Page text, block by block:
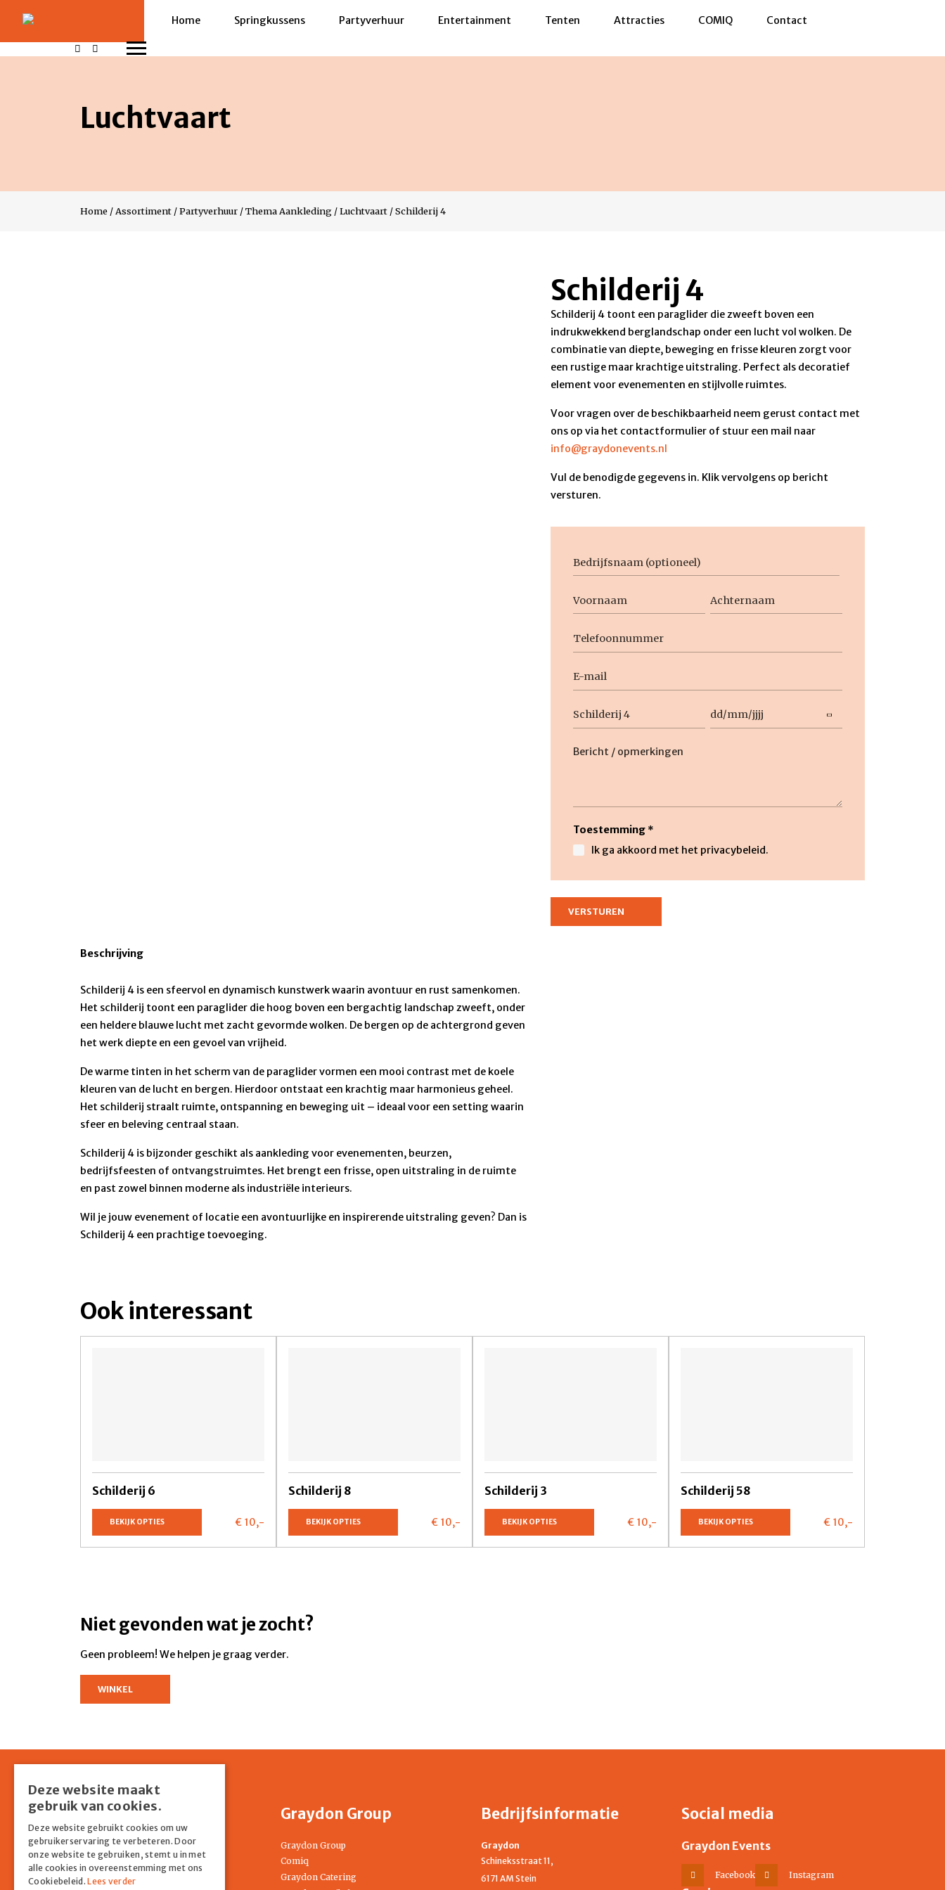
Home Springkussens Partyverhuur Entertainment Tenten Attracties COMIQ Contact
Luchtvaart
Home /Assortiment /Partyverhuur /Thema Aankleding /Luchtvaart /Schilderij 4
Schilderij 4
Schilderij 4 toont een paraglider die zweeft boven een
indrukwekkend berglandschap onder een lucht vol wolken. De
combinatie van diepte, beweging en frisse kleuren zorgt voor
een rustige maar krachtige uitstraling. Perfect als decoratief
element voor evenementen en stijlvolle ruimtes.
Voor vragen over de beschikbaarheid neem gerust contact met
ons op via het contactformulier of stuur een mail naar
info@graydonevents.nl
Vul de benodigde gegevens in. Klik vervolgens op bericht
versturen.
Bedrijfsnaam
Telefoon
Geen
Datum
DD
Beschrijving
Toestemming *
Ik ga akkoord met het privacybeleid.
Beschrijving
Schilderij 4 is een sfeervol en dynamisch kunstwerk waarin avontuur en rust samenkomen.
Het schilderij toont een paraglider die hoog boven een bergachtig landschap zweeft, onder
een heldere blauwe lucht met zacht gevormde wolken. De bergen op de achtergrond geven
het werk diepte en een gevoel van vrijheid.
De warme tinten in het scherm van de paraglider vormen een mooi contrast met de koele
kleuren van de lucht en bergen. Hierdoor ontstaat een krachtig maar harmonieus geheel.
Het schilderij straalt ruimte, ontspanning en beweging uit – ideaal voor een setting waarin
sfeer en beleving centraal staan.
Schilderij 4 is bijzonder geschikt als aankleding voor evenementen, beurzen,
bedrijfsfeesten of ontvangstruimtes. Het brengt een frisse, open uitstraling in de ruimte
en past zowel binnen moderne als industriële interieurs.
Wil je jouw evenement of locatie een avontuurlijke en inspirerende uitstraling geven? Dan is
Schilderij 4 een prachtige toevoeging.
Ook interessant
Schilderij 6
BEKIJK OPTIES € 10,-
Schilderij 8
BEKIJK OPTIES € 10,-
Schilderij 3
BEKIJK OPTIES € 10,-
Schilderij 58
BEKIJK OPTIES € 10,-
Niet gevonden wat je zocht?
Geen probleem! We helpen je graag verder.
WINKEL
Shop
Home
Springkussens
Partyverhuur
Graydon Group
Graydon Group
Comiq
Graydon Catering
Bedrijfsinformatie
Graydon
Schineksstraat 11,
6171 AM Stein
Social media
Graydon Events
Facebook Instagram
Deze website maakt
gebruik van cookies.
Deze website gebruikt cookies om uw
gebruikerservaring te verbeteren. Door
onze website te gebruiken, stemt u in met
alle cookies in overeenstemming met ons
Cookiebeleid.Lees verder